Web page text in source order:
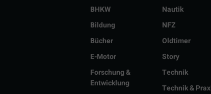
BHKW
Bildung
Bücher
E-Motor
Forschung &
Entwicklung
Nautik
NFZ
Oldtimer
Story
Technik
Technik &